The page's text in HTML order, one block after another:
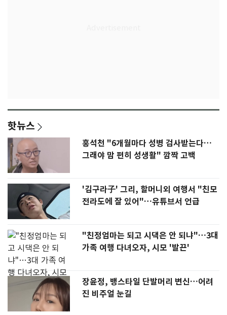
핫뉴스
홍석천 "6개월마다 성병 검사받는다…
그래야 맘 편히 성생활" 깜짝 고백
'김구라子' 그리, 할머니외 여행서 "친모
전라도에 잘 있어"…유튜브서 언급
"친정엄마는 되고 시댁은 안 되냐"…3대
가족 여행 다녀오자, 시모 '발끈'
장윤정, 뱅스타일 단발머리 변신…어려
진 비주얼 눈길